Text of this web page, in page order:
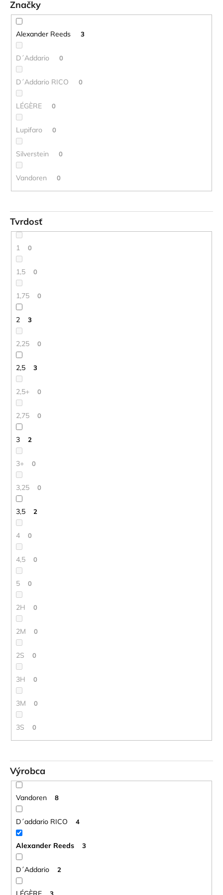
o
Značky
Alexander Reeds 3
D´Addario 0
D´Addario RICO 0
LÉGÈRE 0
Lupifaro 0
Silverstein 0
Vandoren 0
Tvrdosť
1 0
1,5 0
1,75 0
2 3
2,25 0
2,5 3
2,5+ 0
2,75 0
3 2
3+ 0
3,25 0
3,5 2
4 0
4,5 0
5 0
2H 0
2M 0
2S 0
3H 0
3M 0
3S 0
Výrobca
Vandoren 8
D´addario RICO 4
Alexander Reeds 3
D´Addario 2
a
m
STAGG
BATON
BOX
PUZDRO
NA
DIRIGENTSKÚ
TAKTOVKU
16